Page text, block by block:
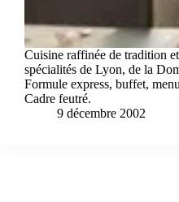
Cuisine raffinée de tradition
spécialités de Lyon, de la
Formule express, buffet,
Cadre feutré.
9 décembre 2002